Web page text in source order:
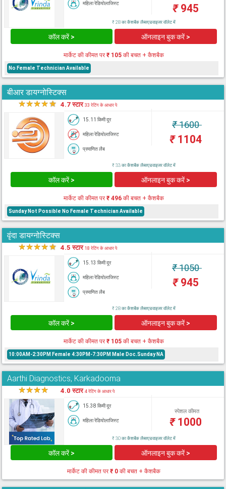
महिला रेडियोलाजिस्ट ₹945
₹ 28 का कैशबैक लैब्सएडवाइजर वॉलेट में
कॉल करें > ऑनलाइन बुक करें >
मार्केट की कीमत पर₹ 105की बचत + कैशबैक
No Female Technician Available
बीआर डायग्नोस्टिक्स
★★★★★ 4.7 स्टार33 रेटिंग के आधार पे
15.11 किमी दूर
महिला रेडियोलाजिस्ट
प्रमाणित लैब
₹1600
₹1104
₹ 33 का कैशबैक लैब्सएडवाइजर वॉलेट में
कॉल करें > ऑनलाइन बुक करें >
मार्केट की कीमत पर₹ 496की बचत + कैशबैक
Sunday Not Possible No Female Technician Available
वृंदा डायग्नोस्टिक्स
★★★★★ 4.5 स्टार18 रेटिंग के आधार पे
15.13 किमी दूर
महिला रेडियोलाजिस्ट
प्रमाणित लैब
₹1050
₹945
₹ 28 का कैशबैक लैब्सएडवाइजर वॉलेट में
कॉल करें > ऑनलाइन बुक करें >
मार्केट की कीमत पर₹ 105की बचत + कैशबैक
10:00AM-2:30PM Female 4:30PM-7:30PM Male Doc.Sunday NA
Aarthi Diagnostics, Karkadooma
★★★★ 4.0 स्टार4 रेटिंग के आधार पे
15.38 किमी दूर
महिला रेडियोलाजिस्ट
स्पेशल कीमत
₹1000
₹ 30 का कैशबैक लैब्सएडवाइजर वॉलेट में
कॉल करें > ऑनलाइन बुक करें >
मार्केट की कीमत पर₹ 0की बचत + कैशबैक